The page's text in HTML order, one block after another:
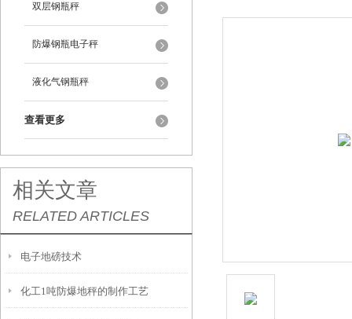
双层钢瓶秤
防爆钢瓶电子秤
液化气钢瓶秤
查看更多
相关文章
RELATED ARTICLES
电子地磅技术
化工1吨防爆地秤的制作工艺